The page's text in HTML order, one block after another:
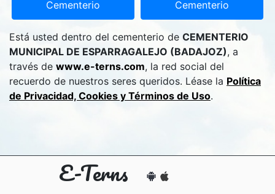
Cementerio
Cementerio
Está usted dentro del cementerio de CEMENTERIO
MUNICIPAL DE ESPARRAGALEJO (BADAJOZ), a
través de www.e-terns.com, la red social del
recuerdo de nuestros seres queridos. Léase la Política
de Privacidad, Cookies y Términos de Uso.
E-Terns